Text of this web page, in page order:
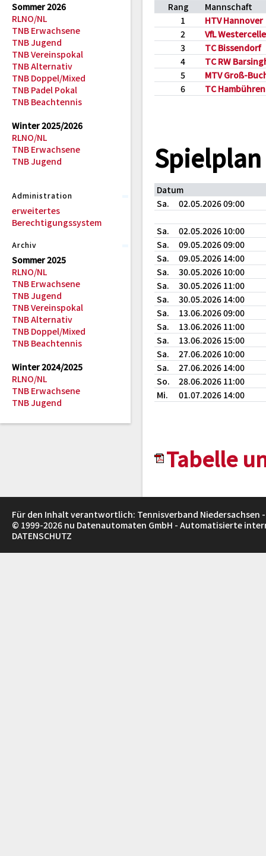
Sommer 2026
RLNO/NL
TNB Erwachsene
TNB Jugend
TNB Vereinspokal
TNB Alternativ
TNB Doppel/Mixed
TNB Padel Pokal
TNB Beachtennis
Winter 2025/2026
RLNO/NL
TNB Erwachsene
TNB Jugend
Administration
erweitertes
Berechtigungssystem
Archiv
Sommer 2025
RLNO/NL
TNB Erwachsene
TNB Jugend
TNB Vereinspokal
TNB Alternativ
TNB Doppel/Mixed
TNB Beachtennis
Winter 2024/2025
RLNO/NL
TNB Erwachsene
TNB Jugend
Rang
Mannschaft
1
HTV Hannover
2
VfL Westercelle
3
TC Bissendorf
4
TC RW
5
MTV Groß-
6
TC Hambühren
Spielplan
Datum
Sa.
02.05.2026 09:00
Sa.
02.05.2026 10:00
Sa.
09.05.2026 09:00
Sa.
09.05.2026 14:00
Sa.
30.05.2026 10:00
Sa.
30.05.2026 11:00
Sa.
30.05.2026 14:00
Sa.
13.06.2026 09:00
Sa.
13.06.2026 11:00
Sa.
13.06.2026 15:00
Sa.
27.06.2026 10:00
Sa.
27.06.2026 14:00
So.
28.06.2026 11:00
Mi.
01.07.2026 14:00
Tabelle
Für den Inhalt verantwortlich: Tennisverband Niedersachsen -
© 1999-2026 nu Datenautomaten GmbH - Automatisierte
DATENSCHUTZ